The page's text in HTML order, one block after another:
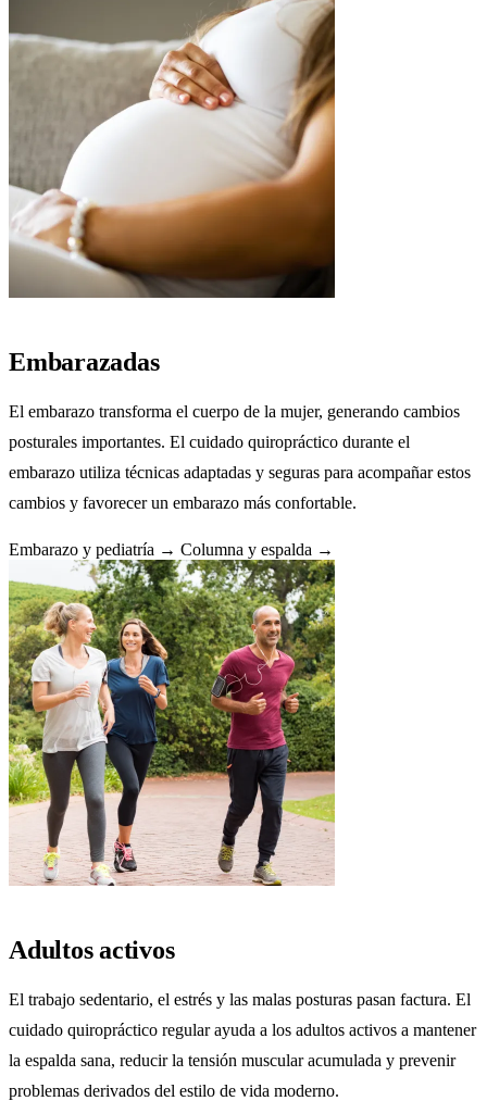
Embarazadas
El embarazo transforma el cuerpo de la mujer, generando cambios
posturales importantes. El cuidado quiropráctico durante el
embarazo utiliza técnicas adaptadas y seguras para acompañar estos
cambios y favorecer un embarazo más confortable.
Embarazo y pediatría → Columna y espalda →
Adultos activos
El trabajo sedentario, el estrés y las malas posturas pasan factura. El
cuidado quiropráctico regular ayuda a los adultos activos a mantener
la espalda sana, reducir la tensión muscular acumulada y prevenir
problemas derivados del estilo de vida moderno.